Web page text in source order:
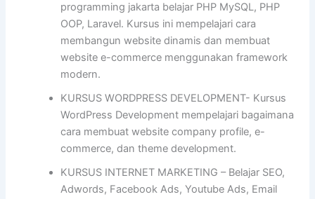
programming jakarta belajar PHP MySQL, PHP
OOP, Laravel. Kursus ini mempelajari cara
membangun website dinamis dan membuat
website e-commerce menggunakan framework
modern.
KURSUS WORDPRESS DEVELOPMENT- Kursus
WordPress Development mempelajari bagaimana
cara membuat website company profile, e-
commerce, dan theme development.
KURSUS INTERNET MARKETING – Belajar SEO,
Adwords, Facebook Ads, Youtube Ads, Email